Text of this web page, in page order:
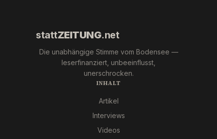
stattZEITUNG.net
Die unabhängige Stimme vom Bodensee —
leserfinanziert, unbeeinflusst,
unerschrocken.
INHALT
Artikel
Interviews
Videos